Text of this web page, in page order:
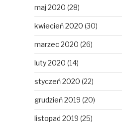
maj 2020 (28)
kwiecień 2020 (30)
marzec 2020 (26)
luty 2020 (14)
styczeń 2020 (22)
grudzień 2019 (20)
listopad 2019 (25)